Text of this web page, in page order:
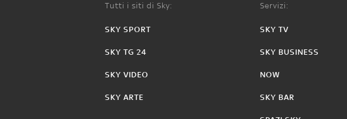
Tutti i siti di Sky:
SKY SPORT
SKY TG 24
SKY VIDEO
SKY ARTE
Servizi:
SKY TV
SKY BUSINESS
NOW
SKY BAR